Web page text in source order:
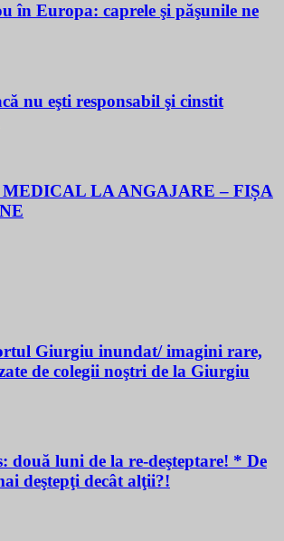
în Europa: caprele şi păşunile ne
nu eşti responsabil şi cinstit
LA ANGAJARE – FIȘA
Giurgiu inundat/ imagini rare,
de colegii noştri de la Giurgiu
două luni de la re-deşteptare! * De
deştepţi decât alţii?!